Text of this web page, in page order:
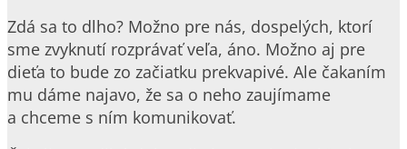
Zdá sa to dlho? Možno pre nás, dospelých, ktorí
sme zvyknutí rozprávať veľa, áno. Možno aj pre
dieťa to bude zo začiatku prekvapivé. Ale čakaním
mu dáme najavo, že sa o neho zaujímame
a chceme s ním komunikovať.